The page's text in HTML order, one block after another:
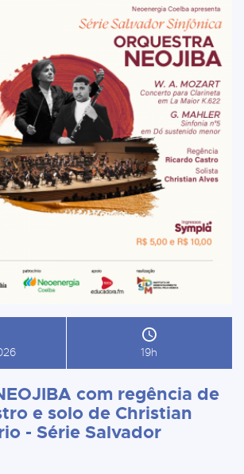
19h
com regência de
e solo de Christian
- Série Salvador